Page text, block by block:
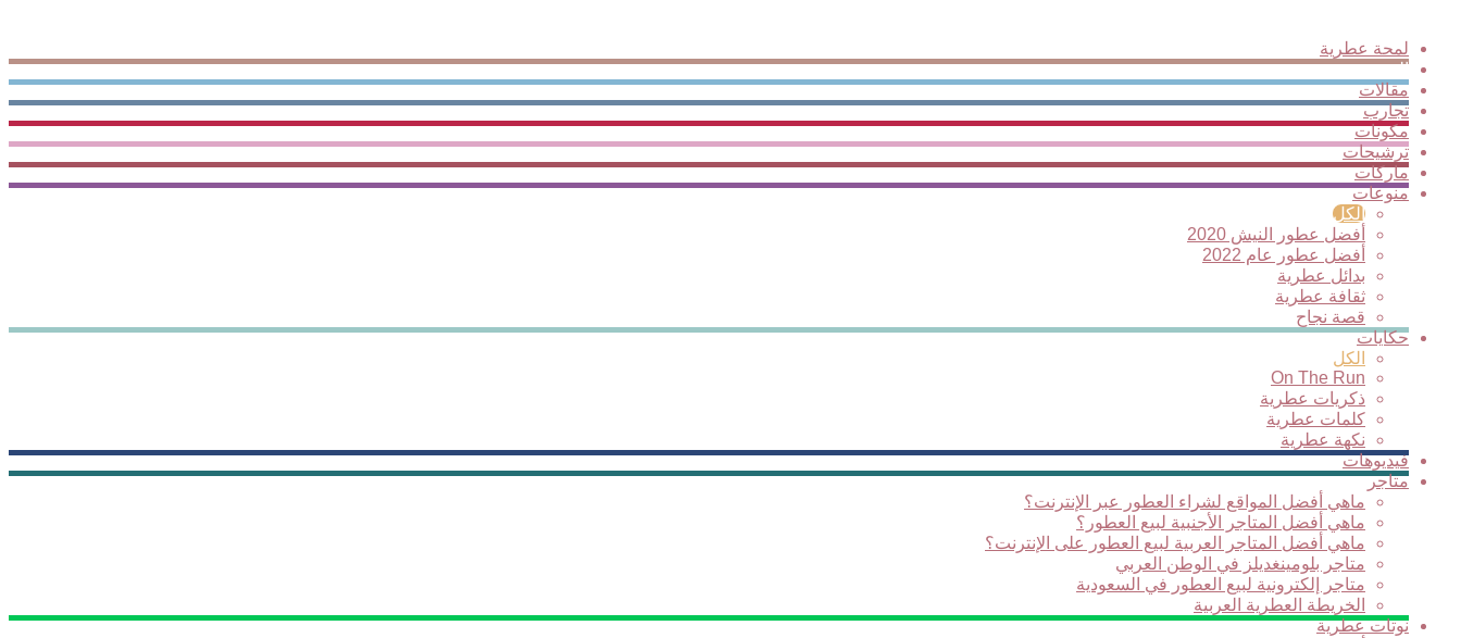
لمحة عطرية
الجديد
مقالات
تجارب
مكونات
ترشيحات
ماركات
منوعات
الكل
أفضل عطور النيش 2020
أفضل عطور عام 2022
بدائل عطرية
ثقافة عطرية
قصة نجاح
حكايات
الكل
On The Run
ذكريات عطرية
كلمات عطرية
نكهة عطرية
فيديوهات
متاجر
ماهي أفضل المواقع لشراء العطور عبر الإنترنت؟
ماهي أفضل المتاجر الأجنبية لبيع العطور؟
ماهي أفضل المتاجر العربية لبيع العطور على الإنترنت؟
متاجر بلومينغديلز في الوطن العربي
متاجر إلكترونية لبيع العطور في السعودية
الخريطة العطرية العربية
نوتات عطرية